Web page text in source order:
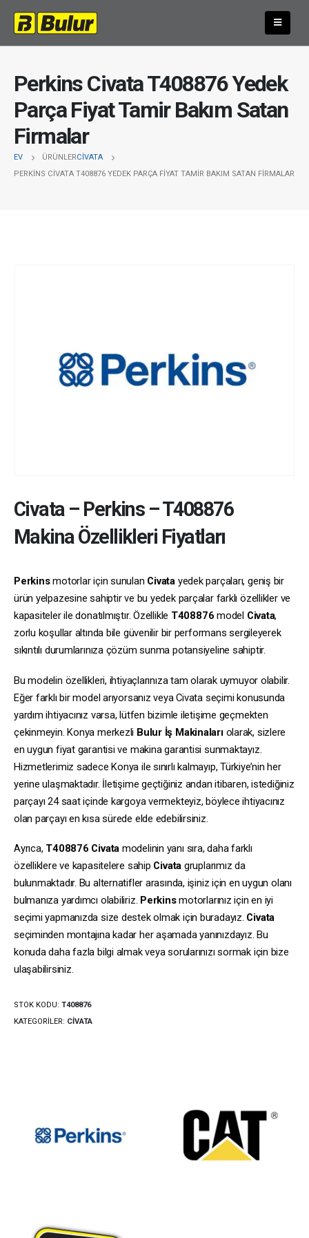
Perkins Civata T408876 Yedek
Parça Fiyat Tamir Bakım Satan
Firmalar
EV ÜRÜNLERCIVATA
PERKINS CIVATA T408876 YEDEK PARÇA FIYAT TAMIR BAKIM SATAN FIRMALAR
Civata– Perkins–T408876
Makina Özellikleri Fiyatları
Perkinsmotorlar için sunulan Civata yedek parçaları, geniş bir
ürün yelpazesine sahiptir ve bu yedek parçalar farklı özellikler ve
kapasiteler ile donatılmıştır. Özellikle T408876 model Civata,
zorlu koşullar altında bile güvenilir bir performans sergileyerek
sıkıntılı durumlarınıza çözüm sunma potansiyeline sahiptir.
Bu modelin özellikleri, ihtiyaçlarınıza tam olarak uymuyor olabilir.
Eğer farklı bir model arıyorsanız veya Civata seçimi konusunda
yardım ihtiyacınız varsa, lütfen bizimle iletişime geçmekten
çekinmeyin. Konya merkezli Bulur İş Makinalarıolarak, sizlere
en uygun fiyat garantisi ve makina garantisi sunmaktayız.
Hizmetlerimiz sadece Konya ile sınırlı kalmayıp, Türkiye’nin her
yerine ulaşmaktadır. İletişime geçtiğiniz andan itibaren, istediğiniz
parçayı 24 saat içinde kargoya vermekteyiz, böylece ihtiyacınız
olan parçayı en kısa sürede elde edebilirsiniz.
Ayrıca, T408876 Civata modelinin yanı sıra, daha farklı
özelliklere ve kapasitelere sahip Civata gruplarımız da
bulunmaktadır. Bu alternatifler arasında, işiniz için en uygun olanı
bulmanıza yardımcı olabiliriz. Perkinsmotorlarınız için en iyi
seçimi yapmanızda size destek olmak için buradayız. Civata
seçiminden montajına kadar her aşamada yanınızdayız. Bu
konuda daha fazla bilgi almak veya sorularınızı sormak için bize
ulaşabilirsiniz.
STOK KODU: T408876
KATEGORILER: CIVATA